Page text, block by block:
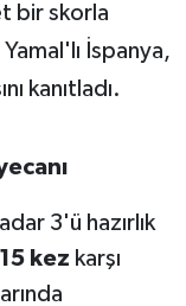
bir skorla
İspanya,
kanıtladı.
3'ü hazırlık
15 kez karşı